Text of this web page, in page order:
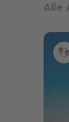
Alle